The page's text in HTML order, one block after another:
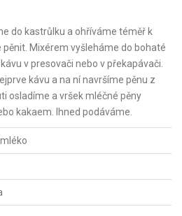
do kastrůlku a ohříváme téměř k
Mixérem vyšleháme do bohaté
v presovači nebo v překapávači.
kávu a na ní navršíme pěnu z
osladíme a vršek mléčné pěny
kakaem. Ihned podáváme.